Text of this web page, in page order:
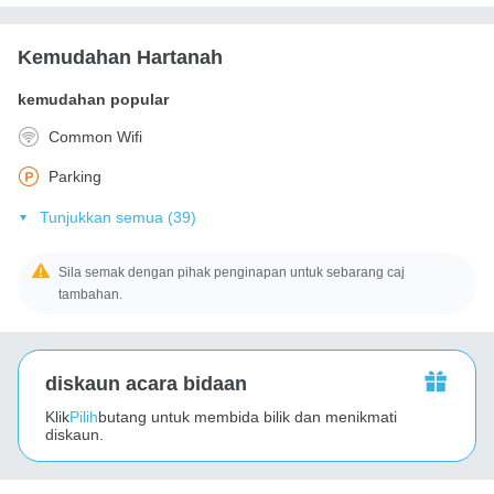
Kemudahan Hartanah
kemudahan popular
Common Wifi
Parking
Tunjukkan semua (39)
Sila semak dengan pihak penginapan untuk sebarang caj
tambahan.
diskaun acara bidaan
KlikPilihbutang untuk membida bilik dan menikmati
diskaun.